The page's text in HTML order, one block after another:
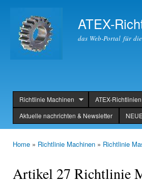
ATEX-
das Web-Portal für
header
Richtlinie Machinen ATEX-Richtlinien
Aktuelle nachrichten & Newsletter
Home » Richtlinie Machinen » Richtlinie
Artikel 27 Richtlinie